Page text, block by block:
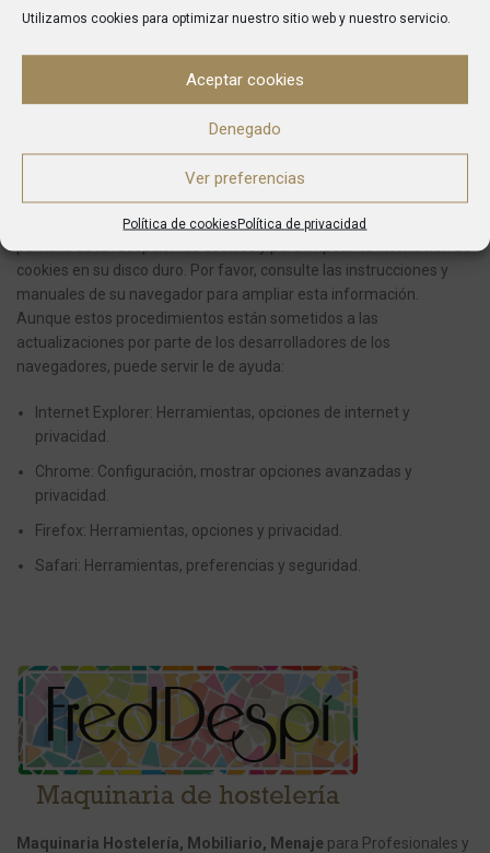
Utilizamos cookies para optimizar nuestro sitio web y nuestro servicio.
Aceptar cookies
Denegado
Ver preferencias
Política de cookiesPolítica de privacidad
Cookies de publicidad personalizada que permiten la gestión de
hábitos de navegación de USUARIO, de donde se obtiene su perfil
y permite personalizar la publicidad que se muestra en el
navegador del USUARIO.
Concretamente esta página web utiliza cookies de sesión y
El USUARIO puede configurar su navegador para ser avisado en
cookies en su disco duro. Por favor, consulte las instrucciones y
manuales de su navegador para ampliar esta información.
Aunque estos procedimientos están sometidos a las
actualizaciones por parte de los desarrolladores de los
navegadores, puede servir le de ayuda:
Internet Explorer: Herramientas, opciones de internet y
privacidad.
Chrome: Configuración, mostrar opciones avanzadas y
privacidad.
Firefox: Herramientas, opciones y privacidad.
Safari: Herramientas, preferencias y seguridad.
Maquinaria Hostelería, Mobiliario, Menaje para Profesionales y